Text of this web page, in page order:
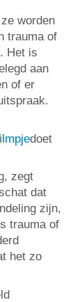
worden
trauma of
Het is
aan
of er
doet
zegt
dat
zijn,
trauma of
het zo